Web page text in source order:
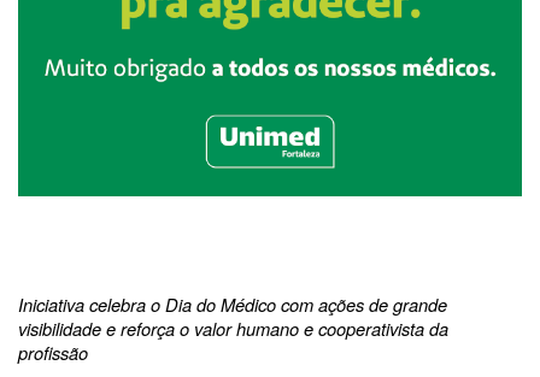
Iniciativa celebra o Dia do Médico com ações de grande
visibilidade e reforça o valor humano e cooperativista da
profissão